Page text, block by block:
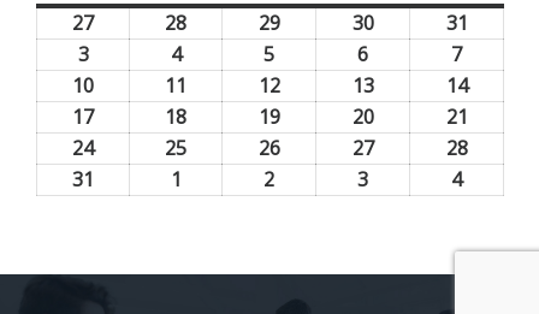
2727
28 2929
2026
3030
2026
31
2026
33
agosto,
2026
44
agosto,
2026
5
agosto,
2026
6
agosto,
2026
77
agosto,
2026
10
agosto,
2026
11 1212
agosto,
2026
1313
agosto,
2026
1414
2026
1717
agosto,
18 1919
agosto,
2020
agosto,
21
agosto,
2424
25 2626
2727
2828
31 1 2 3 44